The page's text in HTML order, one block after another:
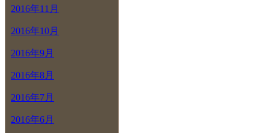
2016年11月
2016年10月
2016年9月
2016年8月
2016年7月
2016年6月